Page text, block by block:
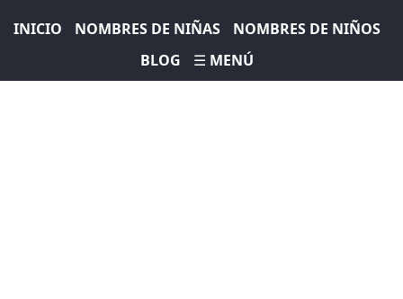
INICIO NOMBRES DE NIÑAS
NOMBRES DE NIÑOS
BLOG
☰ MENÚ